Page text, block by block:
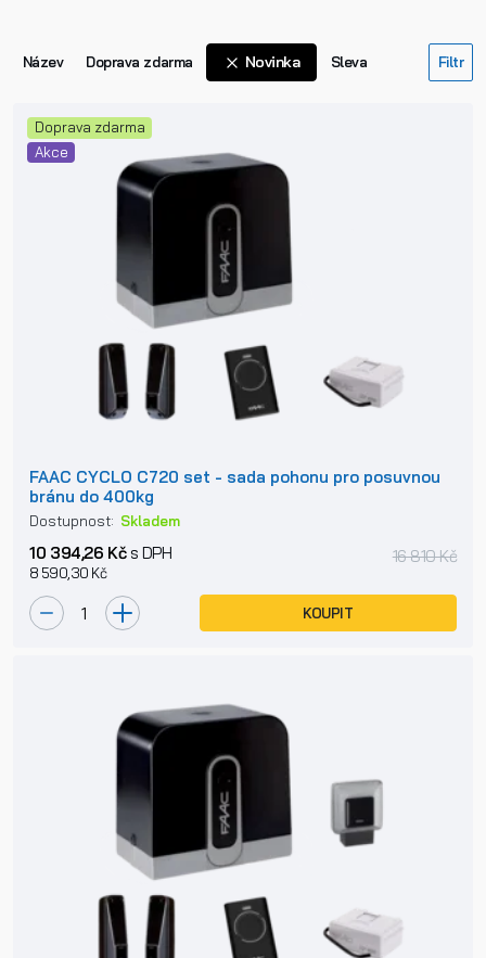
Název Doprava zdarma Novinka Sleva
Doprava zdarma
Akce
FAAC CYCLO C720 set - sada pohonu pro posuvnou
bránu do 400kg
Dostupnost: Skladem
10 394,26 Kčs DPH
8 590,30 Kč
16 810 Kč
KOUPIT